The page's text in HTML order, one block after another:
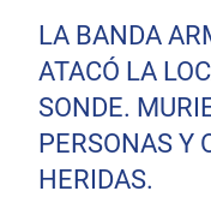
LA BANDA
ATACÓ LA
SONDE.
PERSONAS Y
HERIDAS.